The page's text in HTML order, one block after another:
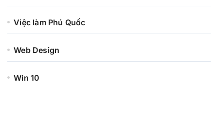
Việc làm Phú Quốc
Web Design
Win 10